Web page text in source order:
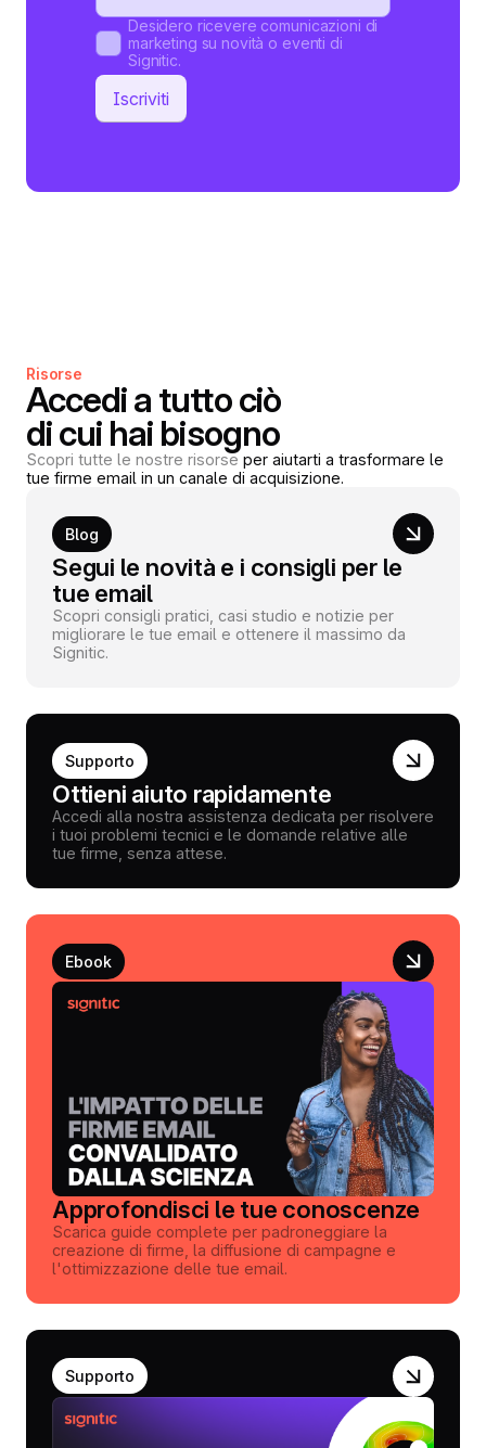
Desidero ricevere comunicazioni di
marketing su novità o eventi di
Signitic.
Risorse
Accedi a tutto ciò
di cui hai bisogno
Scopri tutte le nostre risorse per aiutarti a trasformare le
tue firme email in un canale di acquisizione.
Blog
Segui le novità e i consigli per le
tue email
Scopri consigli pratici, casi studio e notizie per
migliorare le tue email e ottenere il massimo da
Signitic.
Supporto
Ottieni aiuto rapidamente
Accedi alla nostra assistenza dedicata per risolvere
i tuoi problemi tecnici e le domande relative alle
tue firme, senza attese.
Ebook
Approfondisci le tue conoscenze
Scarica guide complete per padroneggiare la
creazione di firme, la diffusione di campagne e
l'ottimizzazione delle tue email.
Supporto